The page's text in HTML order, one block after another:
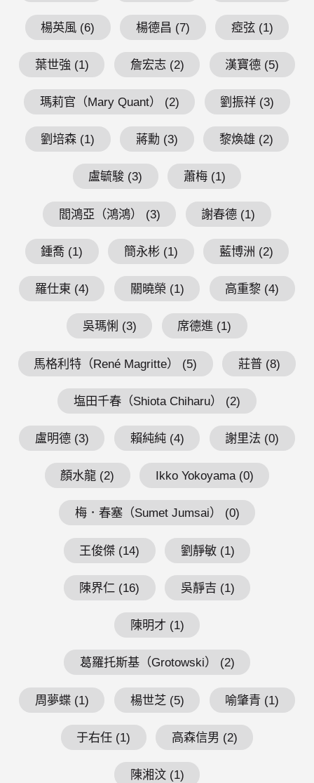
楊英風 (6) 楊德昌 (7) 瘂弦 (1)
葉世強 (1) 詹宏志 (2) 漢寶德 (5)
瑪莉官（Mary Quant） (2) 劉振祥 (3)
劉培森 (1) 蔣勳 (3) 黎煥雄 (2)
盧毓駿 (3) 蕭梅 (1)
閻鴻亞（鴻鴻） (3) 謝春德 (1)
鍾喬 (1) 簡永彬 (1) 藍博洲 (2)
羅仕東 (4) 關曉榮 (1) 高重黎 (4)
吳瑪悧 (3) 席德進 (1)
馬格利特（René Magritte） (5) 莊普 (8)
塩田千春（Shiota Chiharu） (2)
盧明德 (3) 賴純純 (4) 謝里法 (0)
顏水龍 (2) Ikko Yokoyama (0)
梅．春塞（Sumet Jumsai） (0)
王俊傑 (14) 劉靜敏 (1)
陳界仁 (16) 吳靜吉 (1)
陳明才 (1)
葛羅托斯基（Grotowski） (2)
周夢蝶 (1) 楊世芝 (5) 喻肇青 (1)
于右任 (1) 高森信男 (2)
陳湘汶 (1)